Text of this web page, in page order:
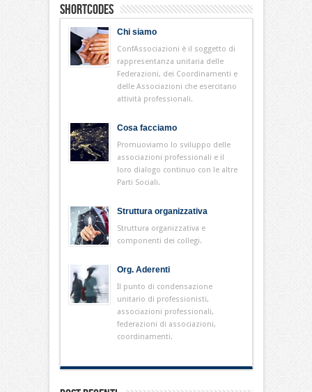
Shortcodes
Chi siamo
ConfAssociazioni è il soggetto di
rappresentanza unitaria delle
Federazioni, dei Coordinamenti e
delle Associazioni che esercitano
attività professionali.
Cosa facciamo
Promuoviamo lo sviluppo delle
associazioni professionali e il
loro dialogo continuo con le altre
Parti Sociali.
Struttura organizzativa
Struttura organizzativa e
componenti dei collegi.
Org. Aderenti
Il punto di condensazione
unitario di professionisti,
associazioni professionali,
federazioni di associazioni,
coordinamenti.